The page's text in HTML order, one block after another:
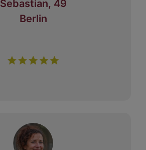
Sebastian, 49
Berlin